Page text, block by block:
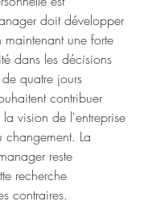
doit développer
maintenant une forte
dans les décisions
quatre jours
contribuer
vision de l'entreprise
La
reste
recherche
contraires.